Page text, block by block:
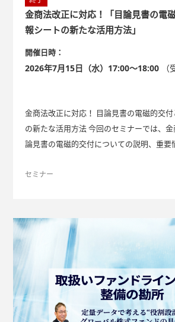
金商法改正に対応！「目論見書の電
報シートの新たな活用方法」
開催日時：
2026年7月15日（水）17:00～18:00
金商法改正に対応！ 目論見書の電磁的交
の新たな活用方法 今回のセミナーでは、
論見書の電磁的交付についての説明、重要
の特長をお伝えします。 「重要情報シート
ご利用いただいております。 このたび、
s」として以下の3つの要素を新たに追加
ただいているサービスがさらに進化しました。 Plusされ
のポイント 商品説明の完結性向上 リスク・リターン情報の充
実 視認性の大幅な向上
セミナー